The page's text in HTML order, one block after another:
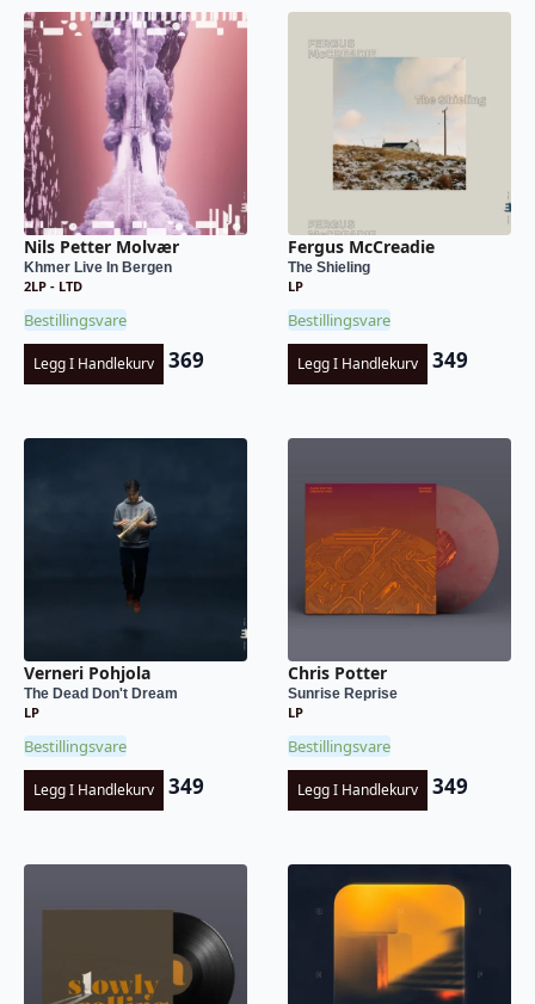
Nils Petter Molvær
Khmer Live In Bergen
2LP - LTD
Bestillingsvare
Legg I Handlekurv 369
Fergus McCreadie
The Shieling
LP
Bestillingsvare
Legg I Handlekurv 349
Verneri Pohjola
The Dead Don't Dream
LP
Bestillingsvare
Legg I Handlekurv 349
Chris Potter
Sunrise Reprise
LP
Bestillingsvare
Legg I Handlekurv 349